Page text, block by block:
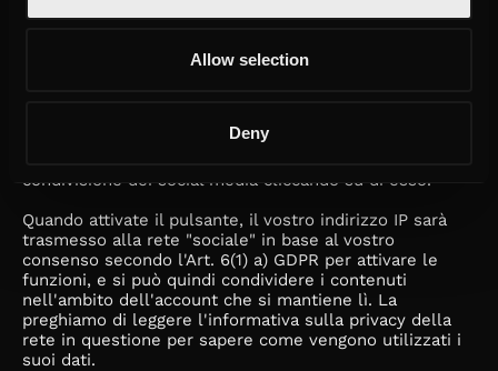
Allow selection
Deny
plug-in, che abilitano i contenuti della nostra pagina sul
cosiddetta soluzione a due clic sul nostro sito web. Ciò
condivisione dei social media cliccando su di esso.
Quando attivate il pulsante, il vostro indirizzo IP sarà
trasmesso alla rete "sociale" in base al vostro
consenso secondo l'Art. 6(1) a) GDPR per attivare le
funzioni, e si può quindi condividere i contenuti
nell'ambito dell'account che si mantiene lì. La
preghiamo di leggere l'informativa sulla privacy della
rete in questione per sapere come vengono utilizzati i
suoi dati.